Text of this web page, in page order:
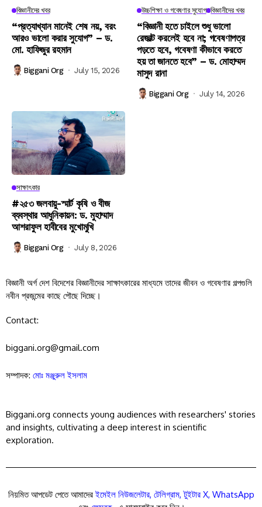
বিজ্ঞানীদের খবর
“প্রত্যাখ্যান মানেই শেষ নয়, বরং
আরও ভালো করার সুযোগ” – ড.
মো. হাফিজুর রহমান
Biggani Org July 15, 2026
উচ্চশিক্ষা ও গবেষণার সুযোগ বিজ্ঞানীদের খবর
“বিজ্ঞানী হতে চাইলে শুধু ভালো
রেজাল্ট করলেই হবে না; গবেষণাপত্র
পড়তে হবে, গবেষণা কীভাবে করতে
হয় তা জানতে হবে” – ড. মোহাম্মদ
মাসুদ রানা
Biggani Org July 14, 2026
সাক্ষাৎকার
#২৫৩ জলবায়ু-স্মার্ট কৃষি ও বীজ
ব্যবস্থার আধুনিকায়ন: ড. মুহাম্মাদ
আশরাফুল হাবীবের মুখোমুখি
Biggani Org July 8, 2026
বিজ্ঞানী অর্গ দেশ বিদেশের বিজ্ঞানীদের সাক্ষাৎকারের মাধ্যমে তাদের জীবন ও গবেষণার গল্পগুলি
নবীন প্রজন্মের কাছে পৌছে দিচ্ছে।
Contact:
biggani.org@gmail.com
সম্পাদক: মোঃ মঞ্জুরুল ইসলাম
Biggani.org connects young audiences with researchers' stories
and insights, cultivating a deep interest in scientific
exploration.
নিয়মিত আপডেট পেতে আমাদেরইমেইল নিউজলেটার, টেলিগ্রাম,টুইটার X, WhatsApp